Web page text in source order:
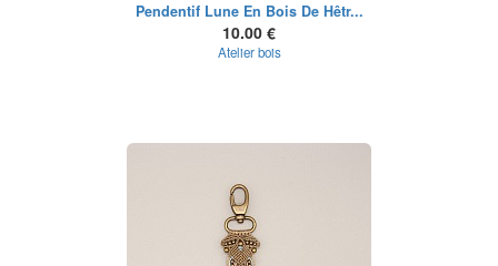
Pendentif Lune En Bois De Hêtr...
10.00 €
Atelier bois